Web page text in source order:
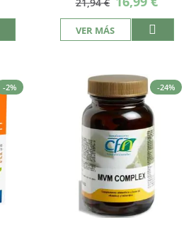
especial
VER MÁS
-2% -24%